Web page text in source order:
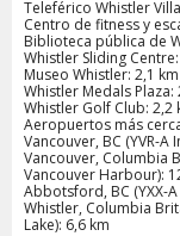
Teleférico Whistler
Centro de fitness y
Biblioteca pública de
Whistler Sliding
Museo Whistler: 2,1 km
Whistler Medals Plaza:
Whistler Golf Club: 2,2
Aeropuertos más
Vancouver, BC (YVR-
Vancouver, Columbia
Vancouver Harbour):
Abbotsford, BC (YXX-
Whistler, Columbia
Lake): 6,6 km